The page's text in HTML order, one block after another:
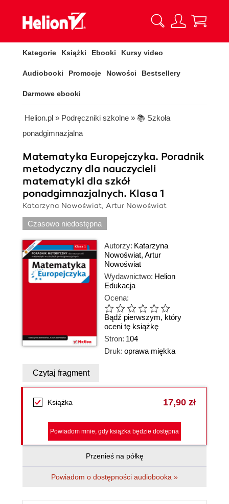
Kategorie Książki Ebooki Kursy video
Audiobooki Promocje Nowości Bestsellery
Darmowe ebooki
Helion.pl » Podręczniki szkolne » 📚 Szkoła
ponadgimnazjalna
Matematyka Europejczyka. Poradnik
metodyczny dla nauczycieli
matematyki dla szkół
ponadgimnazjalnych. Klasa 1
Katarzyna Nowoświat, Artur Nowoświat
Czasowo niedostępna
Autorzy: Katarzyna
Nowoświat, Artur
Nowoświat
Wydawnictwo: Helion
Edukacja
Ocena:
Bądź pierwszym, który
oceni tę książkę
Stron: 104
Druk: oprawa miękka
Czytaj fragment
Książka 17,90 zł
Powiadom mnie, gdy książka będzie dostępna
Przenieś na półkę
Powiadom o dostępności audiobooka »